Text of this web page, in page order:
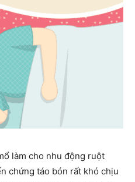
làm cho nhu động ruột
chứng táo bón rất khó chịu